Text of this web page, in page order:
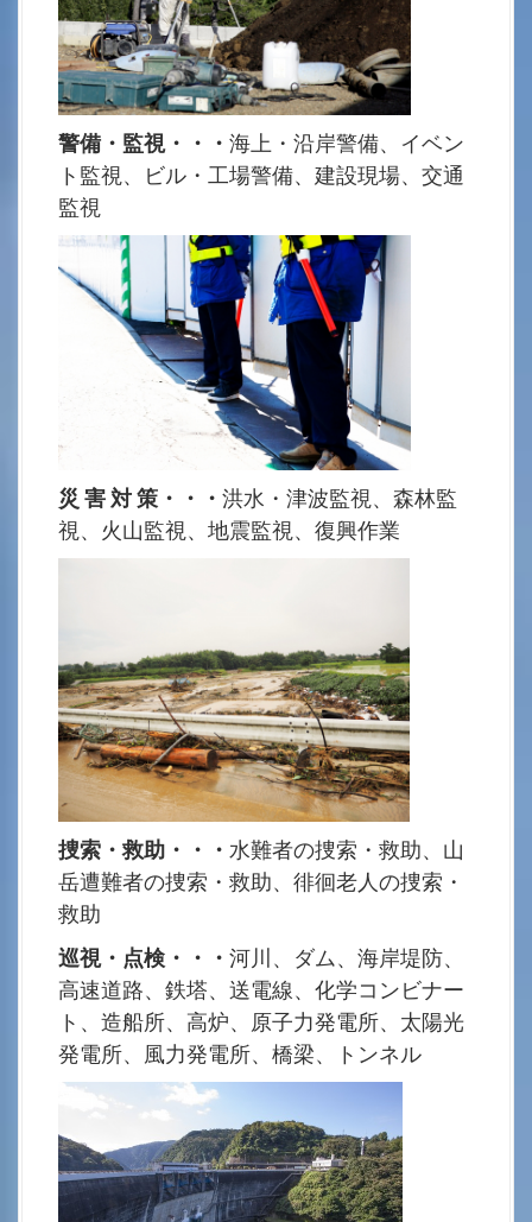
警備・監視・・・ 海上・沿岸警備、イベン
ト監視、ビル・工場警備、建設現場、交通
監視
災 害 対 策・・・ 洪水・津波監視、森林監
視、火山監視、地震監視、復興作業
捜索・救助・・・ 水難者の捜索・救助、山
岳遭難者の捜索・救助、徘徊老人の捜索・
救助
巡視・点検・・・ 河川、ダム、海岸堤防、
高速道路、鉄塔、送電線、化学コンビナー
ト、造船所、高炉、原子力発電所、太陽光
発電所、風力発電所、橋梁、トンネル